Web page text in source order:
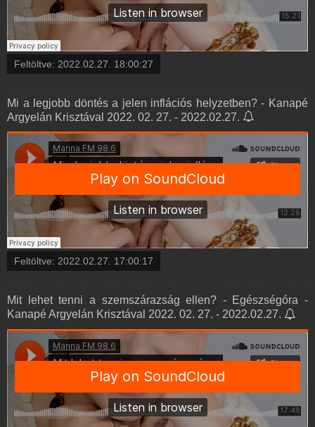
Feltöltve: 2022.02.27. 18:00:27
Mi a legjobb döntés a jelen inflációs helyzetben? - Kanapé
Argyelán Krisztával 2022. 02. 27. - 2022.02.27.
Feltöltve: 2022.02.27. 17:00:17
Mit lehet tenni a szemszárazság ellen? - Egészségóra -
Kanapé Argyelán Krisztával 2022. 02. 27. - 2022.02.27.